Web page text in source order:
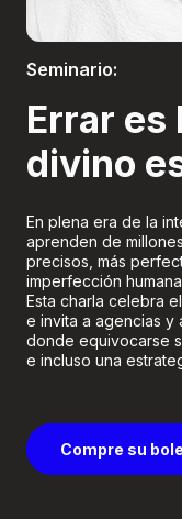
Seminario:
Errar
divino
En plena era de la
aprenden de
precisos, más
imperfección
Esta charla celebra
e invita a agencias y
donde equivocarse
e incluso una
Compre su